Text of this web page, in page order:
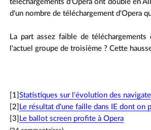
téléchargements d'Opera ont doublé en
d'un nombre de téléchargement d'Opera
La part assez faible de
l'actuel groupe de troisième ? Cette
[1]Statistiques sur l'évolution des
[2] Le résultat d'une faille dans IE dont on
[3] Le ballot screen profite à Opera